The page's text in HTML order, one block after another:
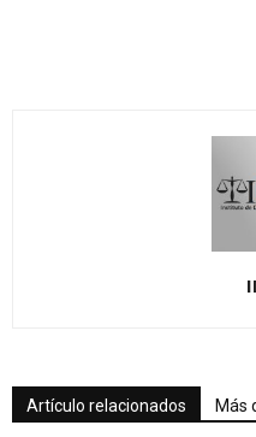
Artículo relacionados Más